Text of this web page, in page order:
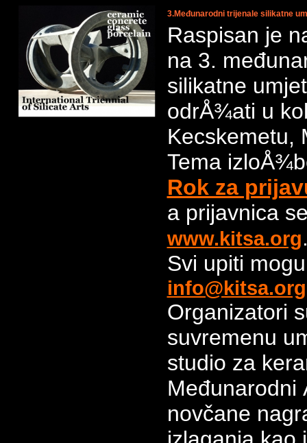
3.Međunarodni trijenale silikatne
Raspisan je
na 3.
silikatne
odrÅ¾ati u
Kecskemetu,
Tema
Rok za
a prijavnica
www.kitsa.org
Svi upiti
info@kitsa.org
Organizatori
suvremenu
studio za
novčane